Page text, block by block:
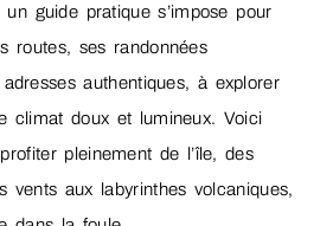
guide pratique s’impose pour
routes, ses randonnées
authentiques, à explorer
climat doux et lumineux. Voici
pleinement de l’île, des
vents aux labyrinthes volcaniques,